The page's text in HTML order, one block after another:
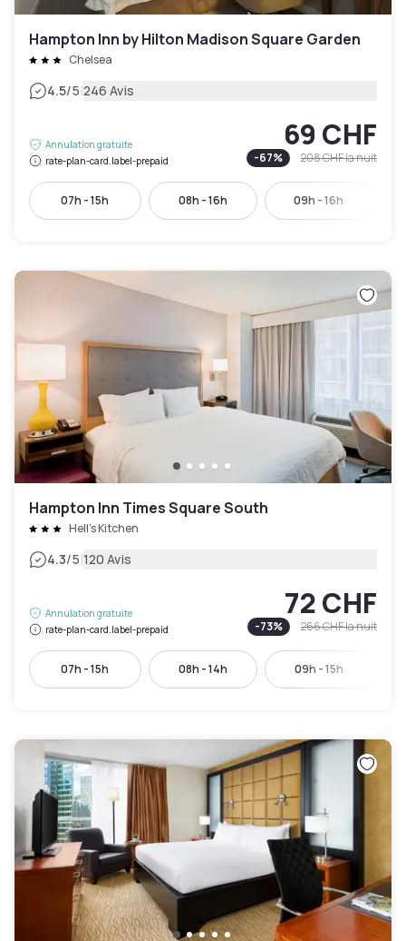
Hampton Inn by Hilton Madison Square Garden
Chelsea
4.5/5|246 Avis
Annulation gratuite
rate-plan-card.label-prepaid
69 CHF
-67% 208 CHFla nuit
07h - 15h 08h - 16h 09h - 16h
Hampton Inn Times Square South
Hell's Kitchen
4.3/5|120 Avis
Annulation gratuite
rate-plan-card.label-prepaid
72 CHF
-73% 266 CHFla nuit
07h - 15h 08h - 14h 09h - 15h